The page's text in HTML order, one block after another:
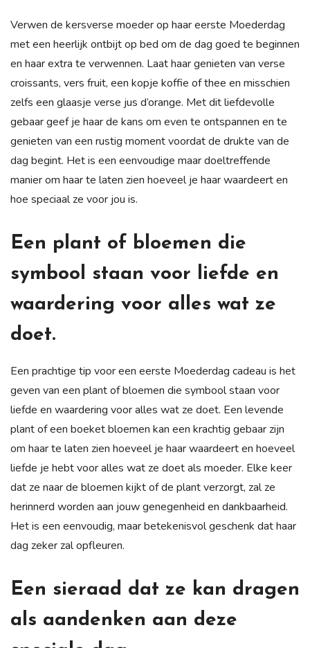
Verwen de kersverse moeder op haar eerste Moederdag
met een heerlijk ontbijt op bed om de dag goed te beginnen
en haar extra te verwennen. Laat haar genieten van verse
croissants, vers fruit, een kopje koffie of thee en misschien
zelfs een glaasje verse jus d’orange. Met dit liefdevolle
gebaar geef je haar de kans om even te ontspannen en te
genieten van een rustig moment voordat de drukte van de
dag begint. Het is een eenvoudige maar doeltreffende
manier om haar te laten zien hoeveel je haar waardeert en
hoe speciaal ze voor jou is.
Een plant of bloemen die
symbool staan voor liefde en
waardering voor alles wat ze
doet.
Een prachtige tip voor een eerste Moederdag cadeau is het
geven van een plant of bloemen die symbool staan voor
liefde en waardering voor alles wat ze doet. Een levende
plant of een boeket bloemen kan een krachtig gebaar zijn
om haar te laten zien hoeveel je haar waardeert en hoeveel
liefde je hebt voor alles wat ze doet als moeder. Elke keer
dat ze naar de bloemen kijkt of de plant verzorgt, zal ze
herinnerd worden aan jouw genegenheid en dankbaarheid.
Het is een eenvoudig, maar betekenisvol geschenk dat haar
dag zeker zal opfleuren.
Een sieraad dat ze kan dragen
als aandenken aan deze